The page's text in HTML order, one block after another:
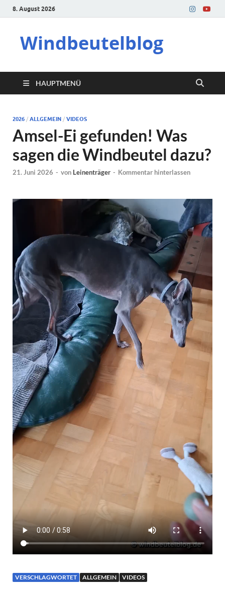
8. August 2026
Windbeutelblog
HAUPTMENÜ
2026 / ALLGEMEIN / VIDEOS
Amsel-Ei gefunden! Was
sagen die Windbeutel dazu?
21. Juni 2026 - von Leinenträger - Kommentar hinterlassen
VERSCHLAGWORTET ALLGEMEIN VIDEOS